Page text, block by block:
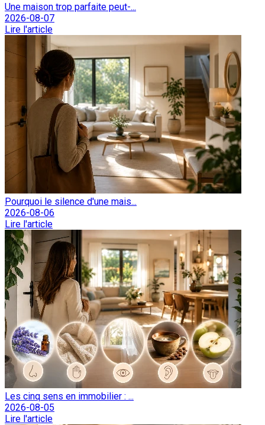
Une maison trop parfaite peut-...
2026-08-07
Lire l'article
Pourquoi le silence d'une mais...
2026-08-06
Lire l'article
Les cinq sens en immobilier : ...
2026-08-05
Lire l'article